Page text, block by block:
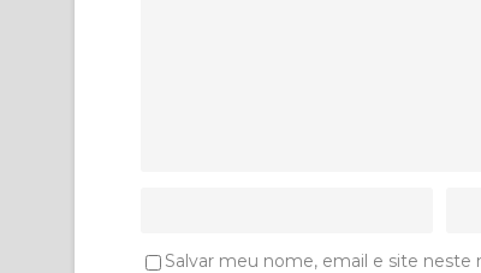
Salvar meu nome, email e site